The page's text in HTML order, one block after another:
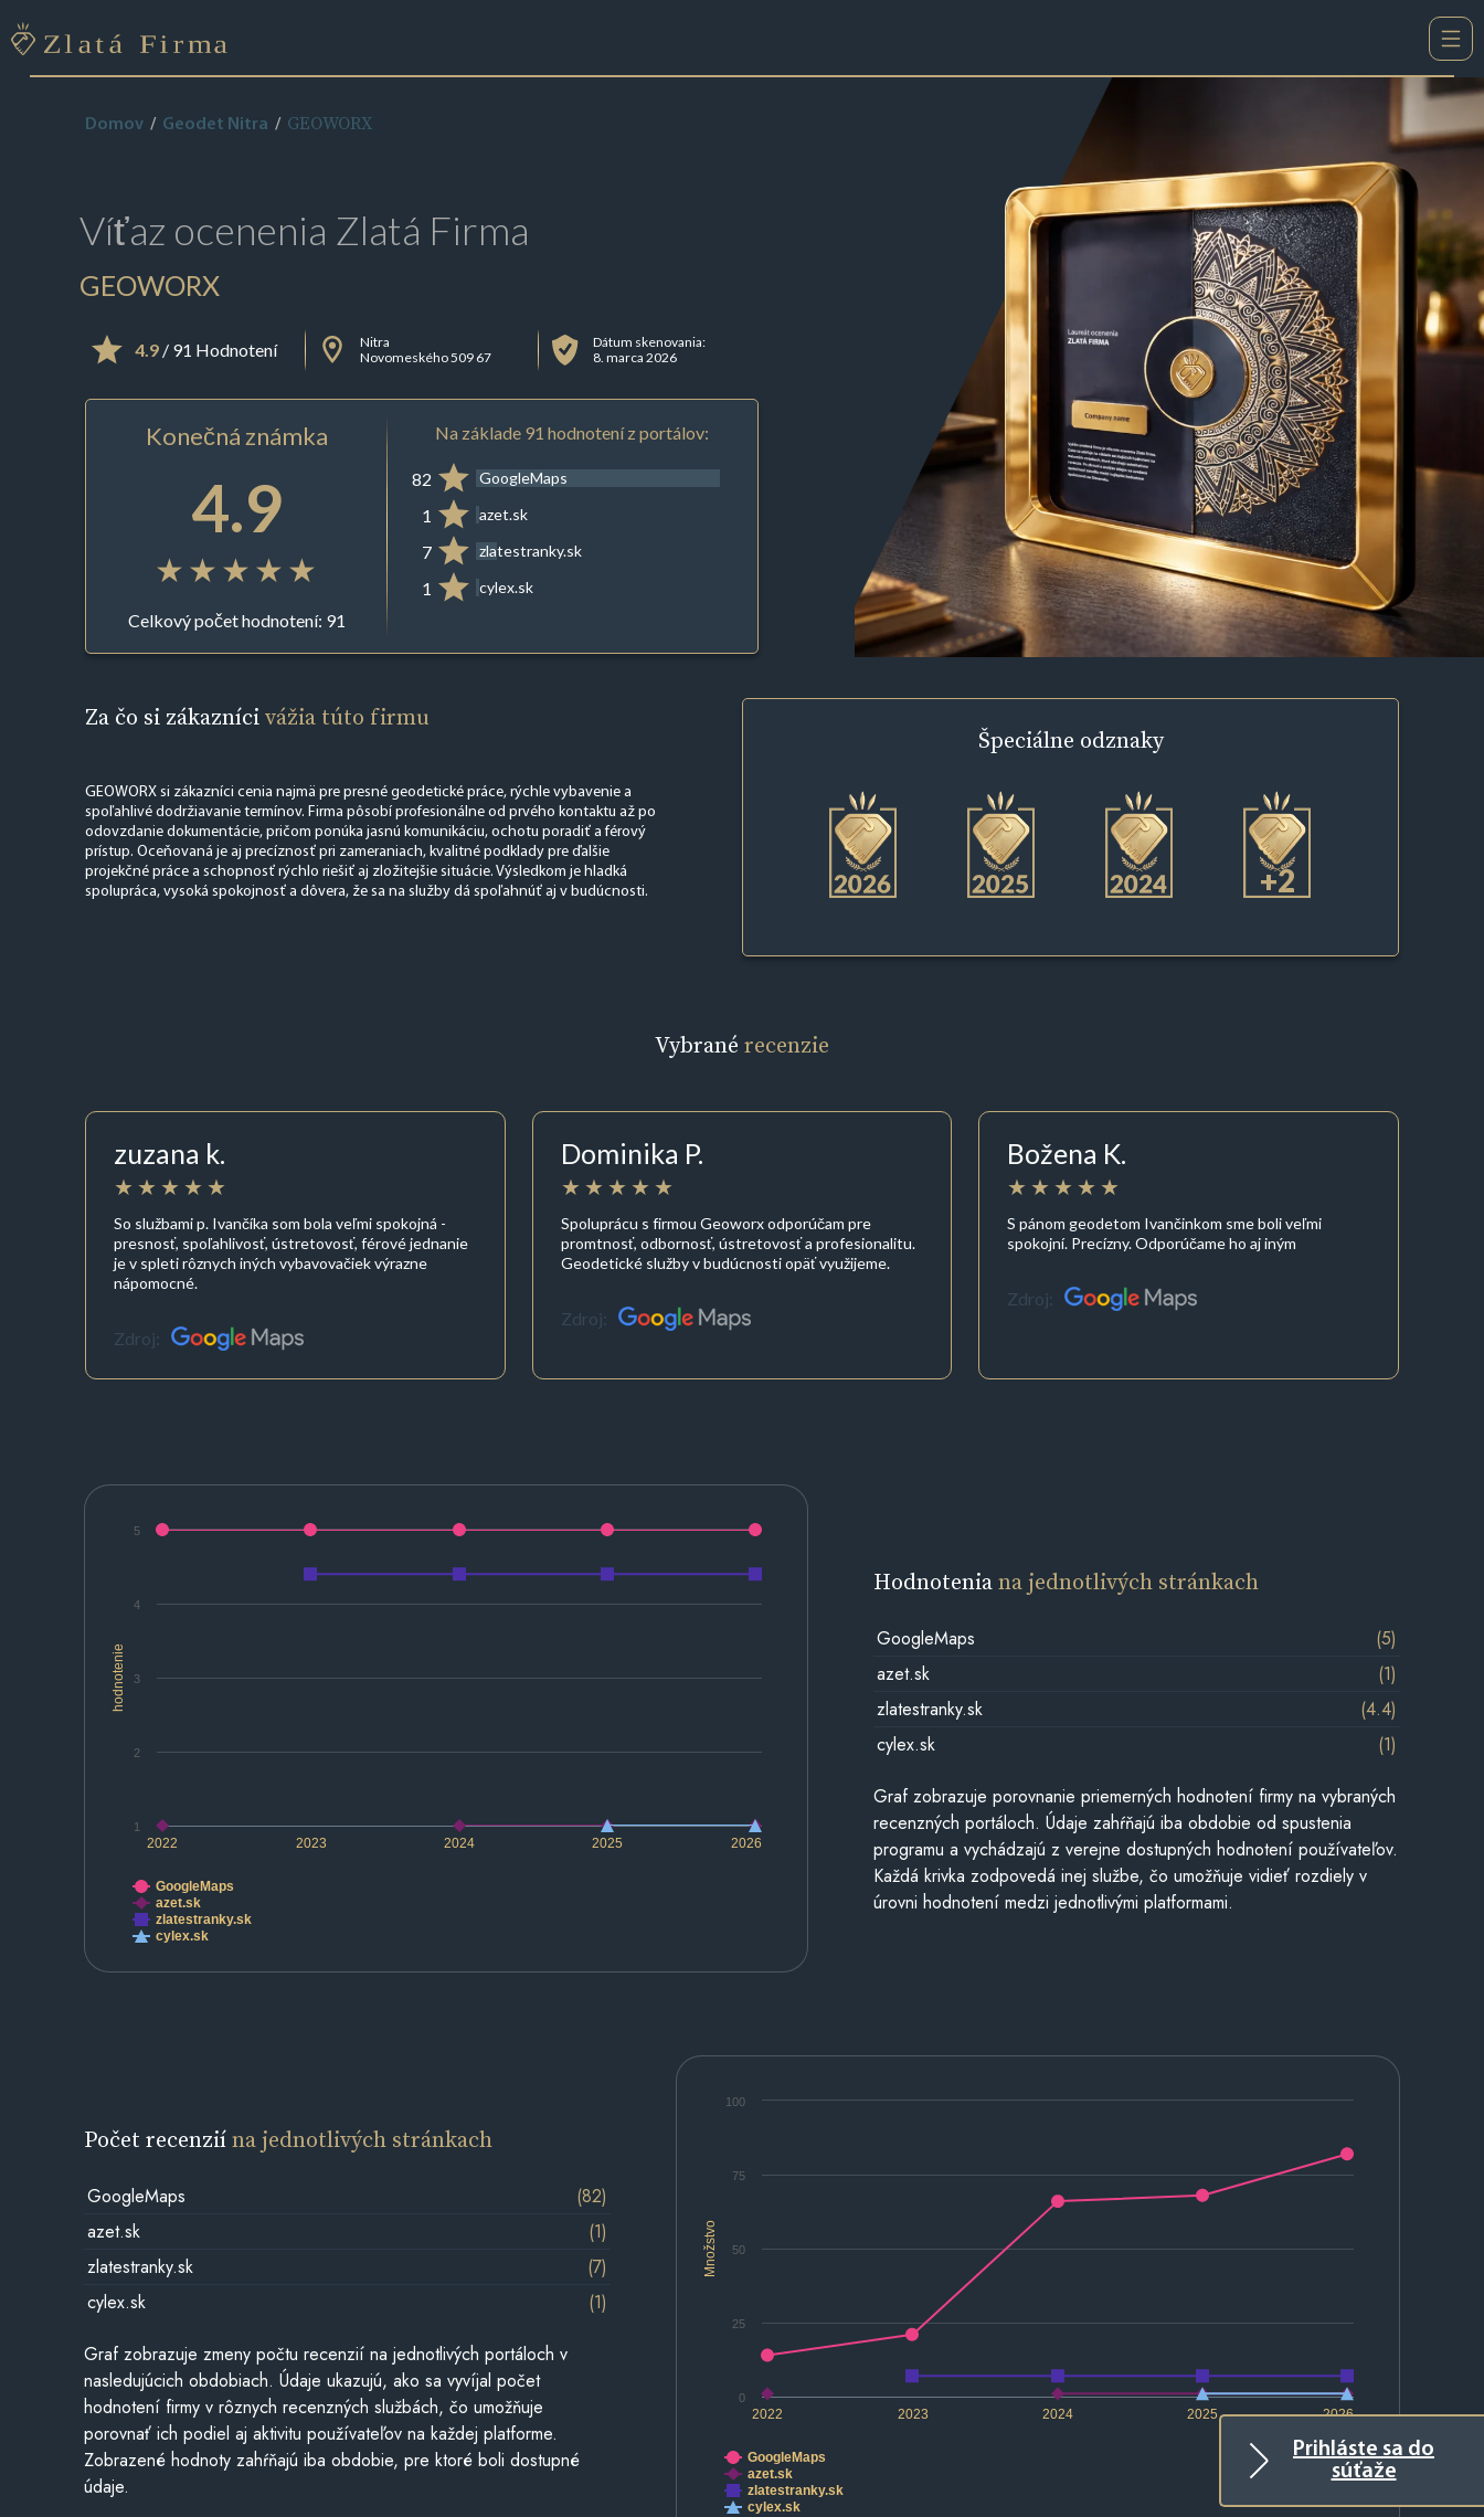
Prihláste sa do
súťaže
Domov Geodet Nitra GEOWORX
Víťaz ocenenia Zlatá Firma
GEOWORX
4.9/ 91 Hodnotení
Nitra
Novomeského 509 67
Dátum skenovania:
8. marca 2026
Konečná známka
4.9
Celkový počet hodnotení: 91
Na základe 91 hodnotení z portálov:
82 GoogleMaps
1 azet.sk
7 zlatestranky.sk
1 cylex.sk
Za čo si zákaznícivážia túto firmu
GEOWORX si zákazníci cenia najmä pre presné geodetické práce, rýchle vybavenie a
spoľahlivé dodržiavanie termínov. Firma pôsobí profesionálne od prvého kontaktu až po
odovzdanie dokumentácie, pričom ponúka jasnú komunikáciu, ochotu poradiť a férový
prístup. Oceňovaná je aj precíznosť pri zameraniach, kvalitné podklady pre ďalšie
projekčné práce a schopnosť rýchlo riešiť aj zložitejšie situácie. Výsledkom je hladká
spolupráca, vysoká spokojnosť a dôvera, že sa na služby dá spoľahnúť aj v budúcnosti.
Špeciálne odznaky
+2
Vybrané recenzie
zuzana k.
So službami p. Ivančíka som bola veľmi spokojná -
presnosť, spoľahlivosť, ústretovosť, férové jednanie
je v spleti rôznych iných vybavovačiek výrazne
nápomocné.
Zdroj:
Dominika P.
Spoluprácu s firmou Geoworx odporúčam pre
promtnosť, odbornosť, ústretovosť a profesionalitu.
Geodetické služby v budúcnosti opäť využijeme.
Zdroj:
Božena K.
S pánom geodetom Ivančinkom sme boli veľmi
spokojní. Precízny. Odporúčame ho aj iným
Zdroj:
hodnotenie
2022 2023 2024 2025 2026
1
2
3
4
5
GoogleMaps
azet.sk
zlatestranky.sk
cylex.sk
Hodnoteniana jednotlivých stránkach
GoogleMaps
(5)
azet.sk
(1)
zlatestranky.sk
(4.4)
cylex.sk
(1)
Graf zobrazuje porovnanie priemerných hodnotení firmy na vybraných
recenzných portáloch. Údaje zahŕňajú iba obdobie od spustenia
programu a vychádzajú z verejne dostupných hodnotení používateľov.
Každá krivka zodpovedá inej službe, čo umožňuje vidieť rozdiely v
úrovni hodnotení medzi jednotlivými platformami.
Množstvo
2022 2023 2024 2025 2026
0
100
25
50
75
GoogleMaps
azet.sk
zlatestranky.sk
cylex.sk
Počet recenziína jednotlivých stránkach
GoogleMaps
(82)
azet.sk
(1)
zlatestranky.sk
(7)
cylex.sk
(1)
Graf zobrazuje zmeny počtu recenzií na jednotlivých portáloch v
nasledujúcich obdobiach. Údaje ukazujú, ako sa vyvíjal počet
hodnotení firmy v rôznych recenzných službách, čo umožňuje
porovnať ich podiel aj aktivitu používateľov na každej platforme.
Zobrazené hodnoty zahŕňajú iba obdobie, pre ktoré boli dostupné
údaje.